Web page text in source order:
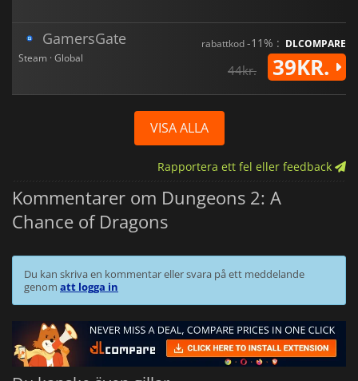
GamersGate
Steam · Global
rabattkod-11% : DLCOMPARE
44kr. 39KR.
VISA ALLA
Rapportera ett fel eller feedback
Kommentarer om Dungeons 2: A
Chance of Dragons
Du kan skriva en kommentar eller svara på ett meddelande
genom att logga in